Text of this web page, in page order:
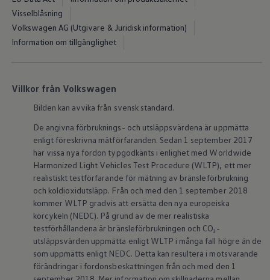
ID. Cross
ID. Buzz
Golf GTE
Passat eHybrid
Tiguan eHybrid
Laddning och räckvidd
FAQ: Laddning och räckvidd
Hur betalar jag för laddning?
Vad kostar det att äga elbil?
Laddning för din elbil
Karta över laddstationer
Plug & Charge
We Charge
Laddboxen ID. Charger
Vad innebär "räckvidd enligt WLTP?"
Tekniken i elbilen
Klimatanläggning
Värmepump
Bromssystemet i ID.
Visselblåsning
Volkswagen AG (Utgivare & Juridisk information)
Information om tillgänglighet
Villkor från Volkswagen
Bilden kan avvika från svensk standard.
De angivna förbruknings- och utsläppsvärdena är uppmätta
enligt föreskrivna mätförfaranden. Sedan 1 september 2017
har vissa nya fordon typgodkänts i enlighet med Worldwide
Harmonized Light Vehicles Test Procedure (WLTP), ett mer
realistiskt testförfarande för mätning av bränsleförbrukning
och koldioxidutsläpp. Från och med den 1 september 2018
kommer WLTP gradvis att ersätta den nya europeiska
körcykeln (NEDC). På grund av de mer realistiska
testförhållandena är bränsleförbrukningen och CO₂-
utsläppsvärden uppmätta enligt WLTP i många fall högre än de
som uppmätts enligt NEDC. Detta kan resultera i motsvarande
förändringar i fordonsbeskattningen från och med den 1